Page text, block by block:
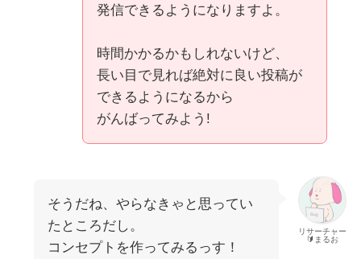
発信できるようになりますよ。
時間かかるかもしれないけど、
長い目で見れば絶対に良い投稿が
できるようになるから
がんばってみよう!
リサーチャー
🔰まるお
そうだね、やらなきゃと思ってい
たところだし。
コンセプトを作ってみるっす！